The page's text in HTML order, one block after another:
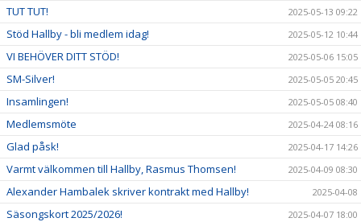
TUT TUT! 2025-05-13 09:22
Stöd Hallby - bli medlem idag! 2025-05-12 10:44
VI BEHÖVER DITT STÖD! 2025-05-06 15:05
SM-Silver! 2025-05-05 20:45
Insamlingen! 2025-05-05 08:40
Medlemsmöte 2025-04-24 08:16
Glad påsk! 2025-04-17 14:26
Varmt välkommen till Hallby, Rasmus Thomsen! 2025-04-09 08:30
Alexander Hambalek skriver kontrakt med Hallby! 2025-04-08
Säsongskort 2025/2026! 2025-04-07 18:00